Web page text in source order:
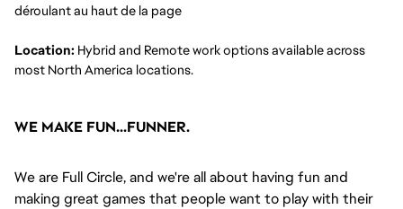
déroulant au haut de la page
Location: Hybrid and Remote work options available across
most North America locations.
WE MAKE FUN...FUNNER.
We are Full Circle, and we're all about having fun and
making great games that people want to play with their